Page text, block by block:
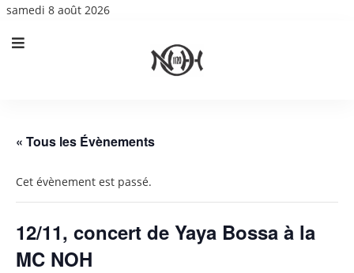
samedi 8 août 2026
« Tous les Évènements
Cet évènement est passé.
12/11, concert de Yaya Bossa à la
MC NOH